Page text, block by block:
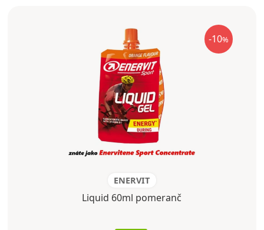
-10%
ENERVIT
Liquid 60ml pomeranč